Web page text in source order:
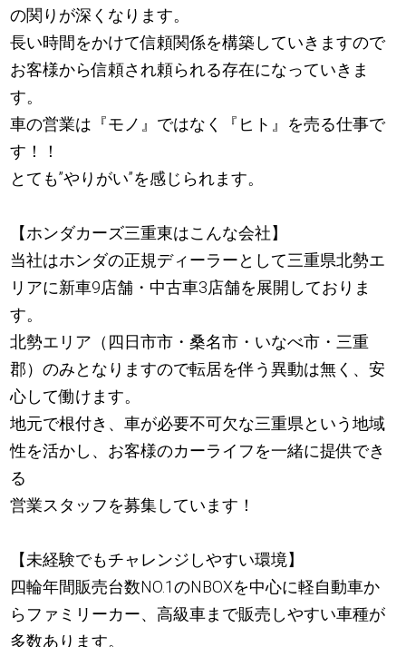
の関りが深くなります。
長い時間をかけて信頼関係を構築していきますので
お客様から信頼され頼られる存在になっていきま
す。
車の営業は『モノ』ではなく『ヒト』を売る仕事で
す！！
とても”やりがい”を感じられます。
【ホンダカーズ三重東はこんな会社】
当社はホンダの正規ディーラーとして三重県北勢エ
リアに新車9店舗・中古車3店舗を展開しておりま
す。
北勢エリア（四日市市・桑名市・いなべ市・三重
郡）のみとなりますので転居を伴う異動は無く、安
心して働けます。
地元で根付き、車が必要不可欠な三重県という地域
性を活かし、お客様のカーライフを一緒に提供でき
る
営業スタッフを募集しています！
【未経験でもチャレンジしやすい環境】
四輪年間販売台数NO.1のNBOXを中心に軽自動車か
らファミリーカー、高級車まで販売しやすい車種が
多数あります。